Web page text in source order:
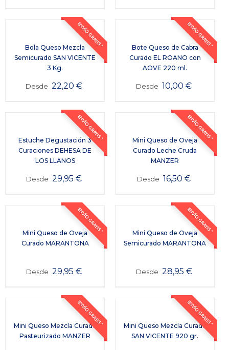
ENVÍO GRATIS *
Bola Queso Mezcla
Semicurado SAN VICENTE
3 Kg.
Desde 22,20€
ENVÍO GRATIS *
Bote Queso de Cabra
Curado EL ROANO con
AOVE 220 ml.
Desde 10,00€
ENVÍO GRATIS *
Estuche Degustación 3
Curaciones DEHESA DE
LOS LLANOS
Desde 29,95€
ENVÍO GRATIS *
Mini Queso de Oveja
Curado Leche Cruda
MANZER
Desde 16,50€
ENVÍO GRATIS *
Mini Queso de Oveja
Curado MARANTONA
Desde 29,95€
ENVÍO GRATIS *
Mini Queso de Oveja
Semicurado MARANTONA
Desde 28,95 €
ENVÍO GRATIS *
Mini Queso Mezcla Curado
Pasteurizado MANZER
ENVÍO GRATIS *
Mini Queso Mezcla Curado
SAN VICENTE 920 gr.